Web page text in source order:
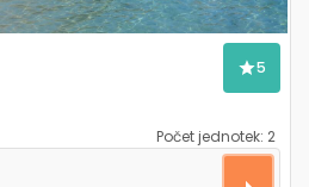
5
Počet jednotek: 2
Duće, Omiš A-8378-a